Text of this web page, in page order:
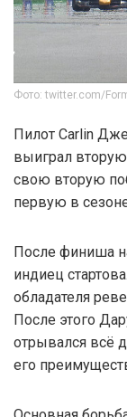
Фото: twitter.com/
Пилот Carlin
выиграл
свою вторую
первую в
После финиша
индиец
обладателя
После этого
отрывался всё
его